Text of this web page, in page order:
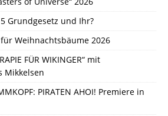
Grundgesetz und Ihr?
Weihnachtsbäume 2026
FÜR WIKINGER“ mit
Mikkelsen
PIRATEN AHOI! Premiere in